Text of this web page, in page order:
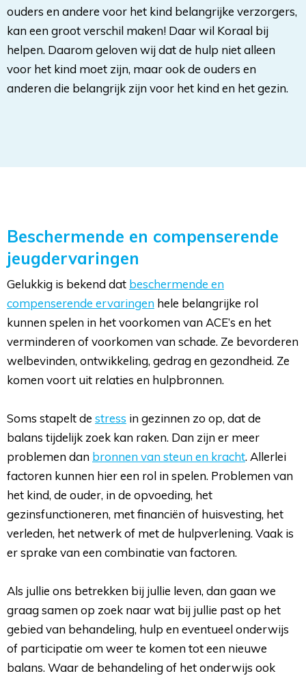
ouders en andere voor het kind belangrijke verzorgers,
kan een groot verschil maken! Daar wil Koraal bij
helpen. Daarom geloven wij dat de hulp niet alleen
voor het kind moet zijn, maar ook de ouders en
anderen die belangrijk zijn voor het kind en het gezin.
Beschermende en compenserende
jeugdervaringen
Gelukkig is bekend dat beschermende en
compenserende ervaringen hele belangrijke rol
kunnen spelen in het voorkomen van ACE’s en het
verminderen of voorkomen van schade. Ze bevorderen
welbevinden, ontwikkeling, gedrag en gezondheid. Ze
komen voort uit relaties en hulpbronnen.
Soms stapelt de stress in gezinnen zo op, dat de
balans tijdelijk zoek kan raken. Dan zijn er meer
problemen dan bronnen van steun en kracht. Allerlei
factoren kunnen hier een rol in spelen. Problemen van
het kind, de ouder, in de opvoeding, het
gezinsfunctioneren, met financiën of huisvesting, het
verleden, het netwerk of met de hulpverlening. Vaak is
er sprake van een combinatie van factoren.
Als jullie ons betrekken bij jullie leven, dan gaan we
graag samen op zoek naar wat bij jullie past op het
gebied van behandeling, hulp en eventueel onderwijs
of participatie om weer te komen tot een nieuwe
balans. Waar de behandeling of het onderwijs ook